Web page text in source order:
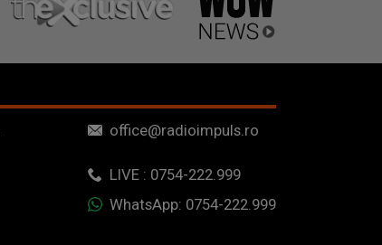
office@radioimpuls.ro
LIVE : 0754-222.999
WhatsApp: 0754-222.999